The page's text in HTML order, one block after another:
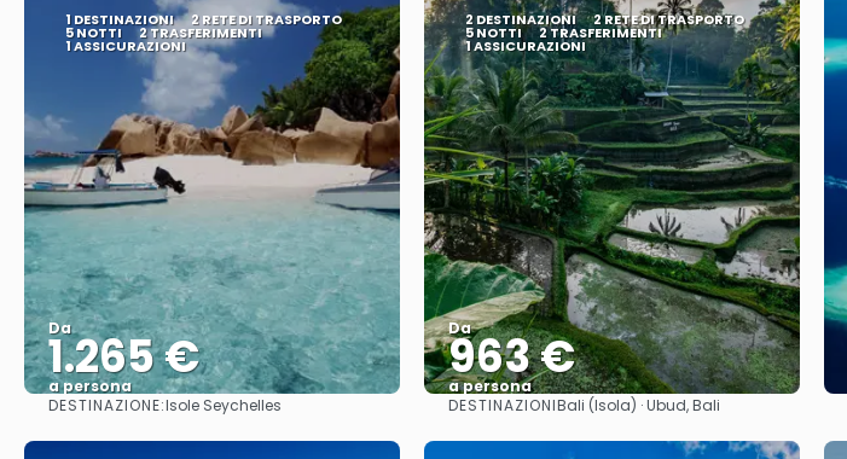
1 DESTINAZIONI 2 RETE DI TRASPORTO
5 NOTTI 2 TRASFERIMENTI
1 ASSICURAZIONI
Da
1.265 €
a persona
Vedere
DESTINAZIONE:Isole Seychelles
2 DESTINAZIONI 2 RETE DI TRASPORTO
5 NOTTI 2 TRASFERIMENTI
1 ASSICURAZIONI
Da
963 €
a persona
Vedere
DESTINAZIONIBali (Isola) · Ubud, Bali